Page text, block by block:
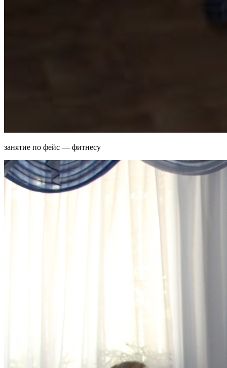
занятие по фейс — фитнесу